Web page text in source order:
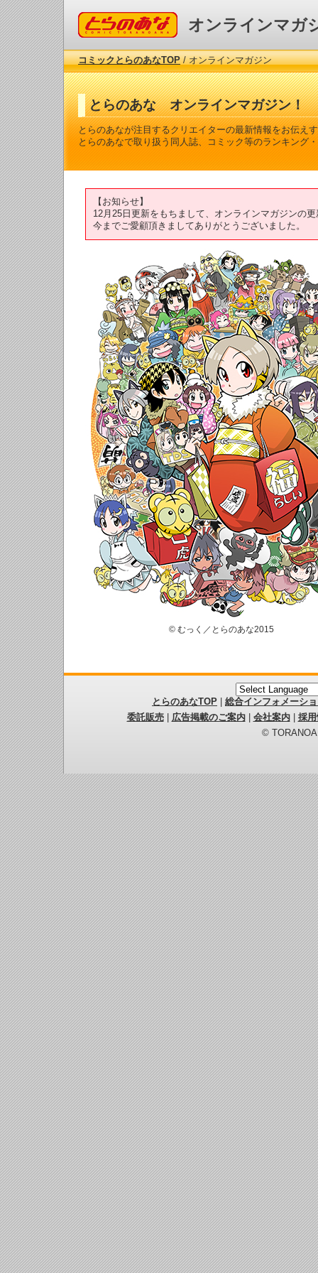
コミックとらのあな オンラインマガ
コミックとらのあなTOP/ オンラインマガジン
とらのあな オンラインマガジン！
とらのあなが注目するクリエイターの最新情報をお伝え
とらのあなで取り扱う同人誌、コミック等のランキング
【お知らせ】
12月25日更新をもちまして、オンラインマガジンの
今までご愛顧頂きましてありがとうございました。
© むっく／とらのあな2015
とらのあなTOP
総合インフォメーシ
委託販売| 広告掲載のご案内| 会社案内| 採
©